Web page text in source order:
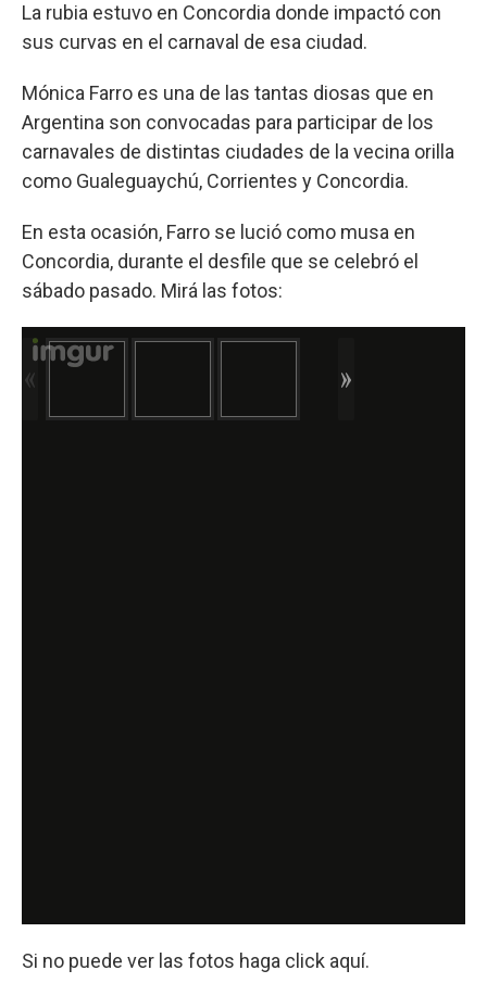
La rubia estuvo en Concordia donde impactó con
sus curvas en el carnaval de esa ciudad.
Mónica Farro es una de las tantas diosas que en
Argentina son convocadas para participar de los
carnavales de distintas ciudades de la vecina orilla
como Gualeguaychú, Corrientes y Concordia.
En esta ocasión, Farro se lució como musa en
Concordia, durante el desfile que se celebró el
sábado pasado. Mirá las fotos:
Si no puede ver las fotos haga click aquí.